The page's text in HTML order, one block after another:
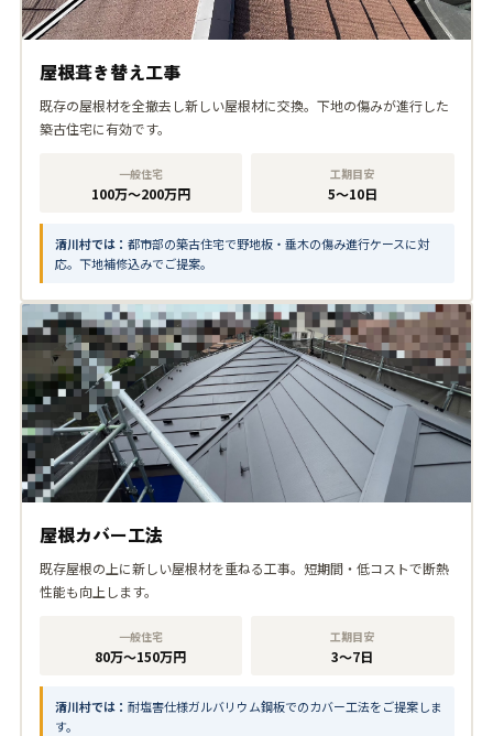
屋根葺き替え工事
既存の屋根材を全撤去し新しい屋根材に交換。下地の傷みが進行した
築古住宅に有効です。
一般住宅
100万〜200万円
工期目安
5〜10日
清川村では： 都市部の築古住宅で野地板・垂木の傷み進行ケースに対
応。下地補修込みでご提案。
屋根カバー工法
既存屋根の上に新しい屋根材を重ねる工事。短期間・低コストで断熱
性能も向上します。
一般住宅
80万〜150万円
工期目安
3〜7日
清川村では： 耐塩害仕様ガルバリウム鋼板でのカバー工法をご提案しま
す。